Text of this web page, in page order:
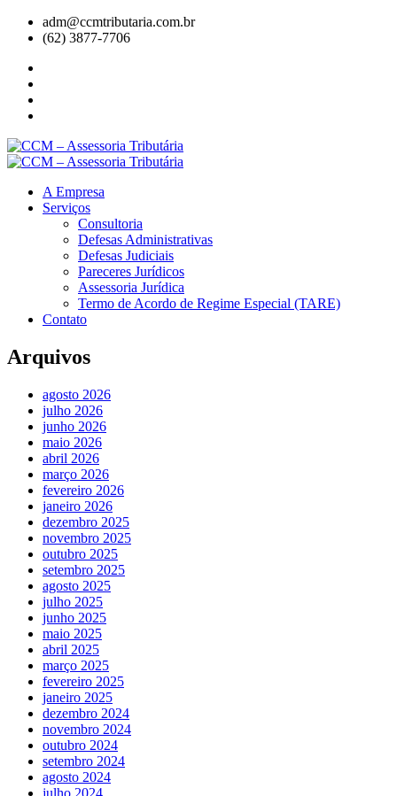
adm@ccmtributaria.com.br
(62) 3877-7706
A Empresa
Serviços
Consultoria
Defesas Administrativas
Defesas Judiciais
Pareceres Jurídicos
Assessoria Jurídica
Termo de Acordo de Regime Especial (TARE)
Contato
Arquivos
agosto 2026
julho 2026
junho 2026
maio 2026
abril 2026
março 2026
fevereiro 2026
janeiro 2026
dezembro 2025
novembro 2025
outubro 2025
setembro 2025
agosto 2025
julho 2025
junho 2025
maio 2025
abril 2025
março 2025
fevereiro 2025
janeiro 2025
dezembro 2024
novembro 2024
outubro 2024
setembro 2024
agosto 2024
julho 2024